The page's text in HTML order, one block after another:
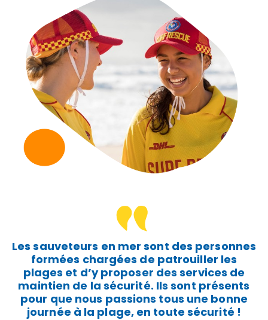
Les sauveteurs en mer sont des personnes
formées chargées de patrouiller les
plages et d’y proposer des services de
maintien de la sécurité. Ils sont présents
pour que nous passions tous une bonne
journée à la plage, en toute sécurité !